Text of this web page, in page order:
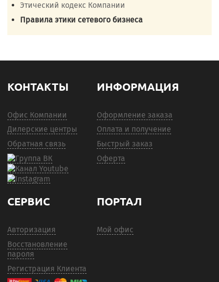
Этический кодекс Компании
Правила этики сетевого бизнеса
КОНТАКТЫ
Офис Компании
Дилерские центры
Обратная связь
ИНФОРМАЦИЯ
Оформление заказа
Оплата и получение
Быстрый заказ
Оферта
СЕРВИС
Авторизация
Восстановление
пароля
Регистрация Клиента
ПОРТАЛ
Мой офис